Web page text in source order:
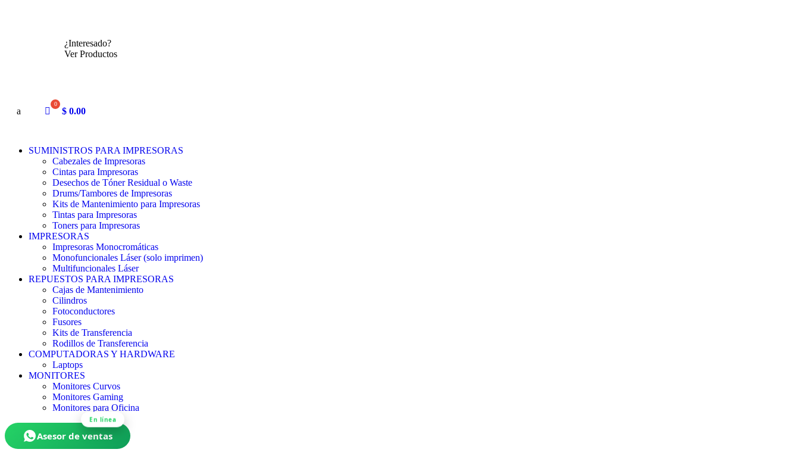
¿Interesado?
Ver Productos
a $ 0.00
SUMINISTROS PARA IMPRESORAS
Cabezales de Impresoras
Cintas para Impresoras
Desechos de Tóner Residual o Waste
Drums/Tambores de Impresoras
Kits de Mantenimiento para Impresoras
Tintas para Impresoras
Toners para Impresoras
IMPRESORAS
Impresoras Monocromáticas
Monofuncionales Láser (solo imprimen)
Multifuncionales Láser
REPUESTOS PARA IMPRESORAS
Cajas de Mantenimiento
Cilindros
Fotoconductores
Fusores
Kits de Transferencia
Rodillos de Transferencia
COMPUTADORAS Y HARDWARE
Laptops
MONITORES
Monitores Curvos
Monitores Gaming
Monitores para Oficina
En línea
Asesor de ventas